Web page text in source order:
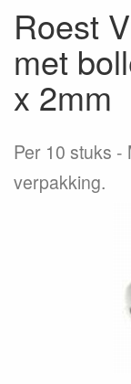
Roest
met
x 2mm
Per 10 stuks
verpakking.